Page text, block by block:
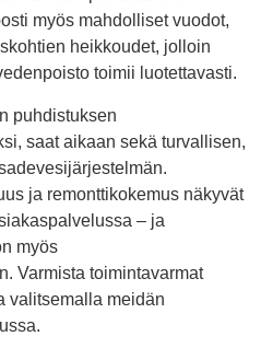
myös mahdolliset vuodot,
heikkoudet, jolloin
toimii luotettavasti.
puhdistuksen
saat aikaan sekä turvallisen,
ja remonttikokemus näkyvät
– ja
myös
Varmista toimintavarmat
valitsemalla meidän